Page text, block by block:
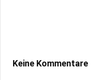
Keine Kommentare